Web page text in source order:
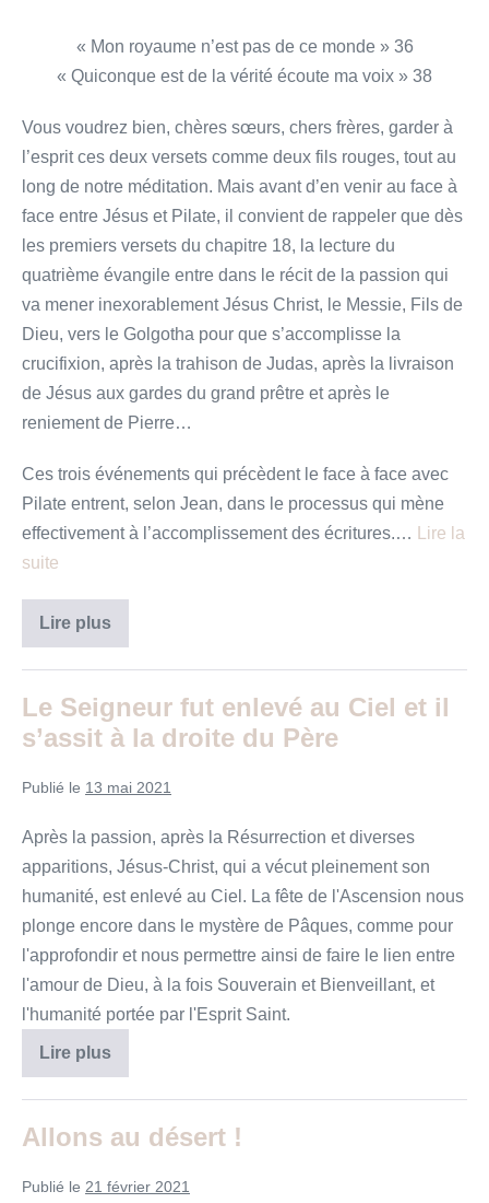
« Mon royaume n’est pas de ce monde » 36
« Quiconque est de la vérité écoute ma voix » 38
Vous voudrez bien, chères sœurs, chers frères, garder à
l’esprit ces deux versets comme deux fils rouges, tout au
long de notre méditation. Mais avant d’en venir au face à
face entre Jésus et Pilate, il convient de rappeler que dès
les premiers versets du chapitre 18, la lecture du
quatrième évangile entre dans le récit de la passion qui
va mener inexorablement Jésus Christ, le Messie, Fils de
Dieu, vers le Golgotha pour que s’accomplisse la
crucifixion, après la trahison de Judas, après la livraison
de Jésus aux gardes du grand prêtre et après le
reniement de Pierre…
Ces trois événements qui précèdent le face à face avec
Pilate entrent, selon Jean, dans le processus qui mène
effectivement à l’accomplissement des écritures.…
Lire la
suite
Lire plusMon
pas
ce
monde
Le Seigneur fut enlevé au Ciel et il
s’assit à la droite du Père
Publié le 13 mai 2021
Après la passion, après la Résurrection et diverses
apparitions, Jésus-Christ, qui a vécut pleinement son
humanité, est enlevé au Ciel. La fête de l'Ascension nous
plonge encore dans le mystère de Pâques, comme pour
l'approfondir et nous permettre ainsi de faire le lien entre
l'amour de Dieu, à la fois Souverain et Bienveillant, et
l'humanité portée par l'Esprit Saint.
Lire plusLe
enlevé
Ciel
s’assit
Allons au désert !
Publié le 21 février 2021